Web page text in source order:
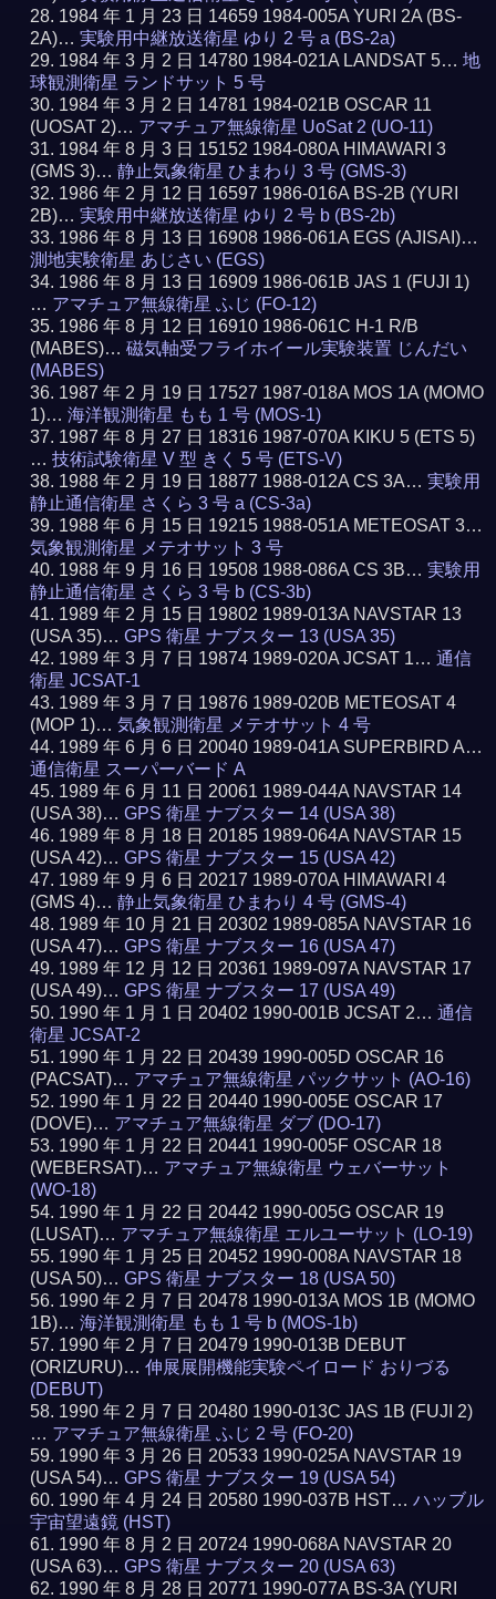
1984 年 1 月 23 日 14659 1984-005A YURI 2A (BS-
2A)…実験用中継放送衛星 ゆり 2 号 a (BS-2a)
1984 年 3 月 2 日 14780 1984-021A LANDSAT 5…地
球観測衛星 ランドサット 5 号
1984 年 3 月 2 日 14781 1984-021B OSCAR 11
(UOSAT 2)… アマチュア無線衛星 UoSat 2 (UO-11)
1984 年 8 月 3 日 15152 1984-080A HIMAWARI 3
(GMS 3)…静止気象衛星 ひまわり 3 号 (GMS-3)
1986 年 2 月 12 日 16597 1986-016A BS-2B (YURI
2B)…実験用中継放送衛星 ゆり 2 号 b (BS-2b)
1986 年 8 月 13 日 16908 1986-061A EGS (AJISAI)…
測地実験衛星 あじさい (EGS)
1986 年 8 月 13 日 16909 1986-061B JAS 1 (FUJI 1)
… アマチュア無線衛星 ふじ (FO-12)
1986 年 8 月 12 日 16910 1986-061C H-1 R/B
(MABES)…磁気軸受フライホイール実験装置 じんだい
(MABES)
1987 年 2 月 19 日 17527 1987-018A MOS 1A (MOMO
1)…海洋観測衛星 もも 1 号 (MOS-1)
1987 年 8 月 27 日 18316 1987-070A KIKU 5 (ETS 5)
…技術試験衛星 V 型 きく 5 号 (ETS-V)
1988 年 2 月 19 日 18877 1988-012A CS 3A…実験用
静止通信衛星 さくら 3 号 a (CS-3a)
1988 年 6 月 15 日 19215 1988-051A METEOSAT 3…
気象観測衛星 メテオサット 3 号
1988 年 9 月 16 日 19508 1988-086A CS 3B…実験用
静止通信衛星 さくら 3 号 b (CS-3b)
1989 年 2 月 15 日 19802 1989-013A NAVSTAR 13
(USA 35)…GPS 衛星 ナブスター 13 (USA 35)
1989 年 3 月 7 日 19874 1989-020A JCSAT 1…通信
衛星 JCSAT-1
1989 年 3 月 7 日 19876 1989-020B METEOSAT 4
(MOP 1)…気象観測衛星 メテオサット 4 号
1989 年 6 月 6 日 20040 1989-041A SUPERBIRD A…
通信衛星 スーパーバード A
1989 年 6 月 11 日 20061 1989-044A NAVSTAR 14
(USA 38)…GPS 衛星 ナブスター 14 (USA 38)
1989 年 8 月 18 日 20185 1989-064A NAVSTAR 15
(USA 42)…GPS 衛星 ナブスター 15 (USA 42)
1989 年 9 月 6 日 20217 1989-070A HIMAWARI 4
(GMS 4)…静止気象衛星 ひまわり 4 号 (GMS-4)
1989 年 10 月 21 日 20302 1989-085A NAVSTAR 16
(USA 47)…GPS 衛星 ナブスター 16 (USA 47)
1989 年 12 月 12 日 20361 1989-097A NAVSTAR 17
(USA 49)…GPS 衛星 ナブスター 17 (USA 49)
1990 年 1 月 1 日 20402 1990-001B JCSAT 2…通信
衛星 JCSAT-2
1990 年 1 月 22 日 20439 1990-005D OSCAR 16
(PACSAT)… アマチュア無線衛星 パックサット (AO-16)
1990 年 1 月 22 日 20440 1990-005E OSCAR 17
(DOVE)… アマチュア無線衛星 ダブ (DO-17)
1990 年 1 月 22 日 20441 1990-005F OSCAR 18
(WEBERSAT)… アマチュア無線衛星 ウェバーサット
(WO-18)
1990 年 1 月 22 日 20442 1990-005G OSCAR 19
(LUSAT)… アマチュア無線衛星 エルユーサット (LO-19)
1990 年 1 月 25 日 20452 1990-008A NAVSTAR 18
(USA 50)…GPS 衛星 ナブスター 18 (USA 50)
1990 年 2 月 7 日 20478 1990-013A MOS 1B (MOMO
1B)…海洋観測衛星 もも 1 号 b (MOS-1b)
1990 年 2 月 7 日 20479 1990-013B DEBUT
(ORIZURU)…伸展展開機能実験ペイロード おりづる
(DEBUT)
1990 年 2 月 7 日 20480 1990-013C JAS 1B (FUJI 2)
… アマチュア無線衛星 ふじ 2 号 (FO-20)
1990 年 3 月 26 日 20533 1990-025A NAVSTAR 19
(USA 54)…GPS 衛星 ナブスター 19 (USA 54)
1990 年 4 月 24 日 20580 1990-037B HST…ハッブル
宇宙望遠鏡 (HST)
1990 年 8 月 2 日 20724 1990-068A NAVSTAR 20
(USA 63)…GPS 衛星 ナブスター 20 (USA 63)
1990 年 8 月 28 日 20771 1990-077A BS-3A (YURI